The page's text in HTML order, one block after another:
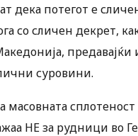
дека потегот е
со сличен декрет,
суровини.
масовната
НЕ за рудници во